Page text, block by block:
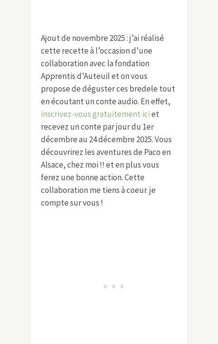
Ajout de novembre 2025 : j’ai réalisé
cette recette à l’occasion d’une
collaboration avec la fondation
Apprentis d’Auteuil et on vous
propose de déguster ces bredele tout
en écoutant un conte audio. En effet,
inscrivez-vous gratuitement iciet
recevez un conte par jour du 1er
décembre au 24 décembre 2025. Vous
découvrirez les aventures de Paco en
Alsace, chez moi !! et en plus vous
ferez une bonne action. Cette
collaboration me tiens à coeur. je
compte sur vous !